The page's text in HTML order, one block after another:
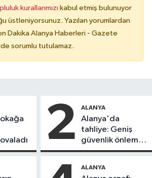
kurallarımızı kabul etmiş bulunuyor
üstleniyorsunuz. Yazılan yorumlardan
Dakika Alanya Haberleri - Gazete
sorumlu tutulamaz.
2 ALANYA
Alanya'da
tahliye: Geniş
güvenlik önlemi
alındı
ALANYA